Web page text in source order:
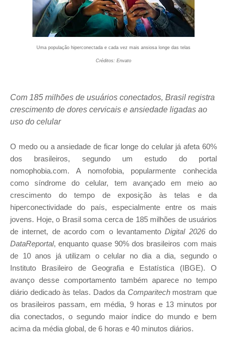
Uma população hiperconectada e cada vez mais ansiosa longe das telas
Créditos: Envato
Com 185 milhões de usuários conectados, Brasil registra
crescimento de dores cervicais e ansiedade ligadas ao
uso do celular
O medo ou a ansiedade de ficar longe do celular já afeta 60%
dos brasileiros, segundo um estudo do portal
nomophobia.com. A nomofobia, popularmente conhecida
como síndrome do celular, tem avançado em meio ao
crescimento do tempo de exposição às telas e da
hiperconectividade do país, especialmente entre os mais
jovens. Hoje, o Brasil soma cerca de 185 milhões de usuários
de internet, de acordo com o levantamentoDigital 2026do
DataReportal, enquanto quase 90% dos brasileiros com mais
de 10 anos já utilizam o celular no dia a dia, segundo o
Instituto Brasileiro de Geografia e Estatística (IBGE). O
avanço desse comportamento também aparece no tempo
diário dedicado às telas. Dados da Comparitechmostram que
os brasileiros passam, em média, 9 horas e 13 minutos por
dia conectados, o segundo maior índice do mundo e bem
acima da média global, de 6 horas e 40 minutos diários.